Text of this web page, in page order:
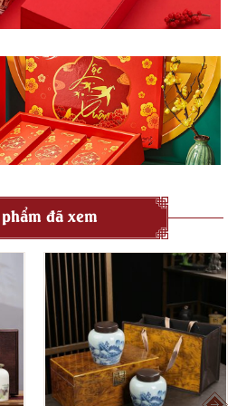
Gia Ô Long Tỉnh
chuẩn bị
150 – 200ml)
nước suối thiên nhiên (tránh dùng
80 – 85°C(nước không được quá sôi
Tráng sơ ấm và chén bằng nước
dụng cụ, giúp trà giữ hương tốt hơn
Cho trà vào ấm, rót nhẹ một ít nước
trà, lắc nhẹ và đổ bỏ ngay sau 3 –
trà nở đều, loại bỏ bụi trà và đánh
đã xem